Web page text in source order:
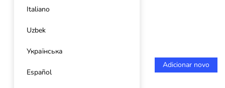
Italiano
Uzbek
Українська
Español
Adicionar novo